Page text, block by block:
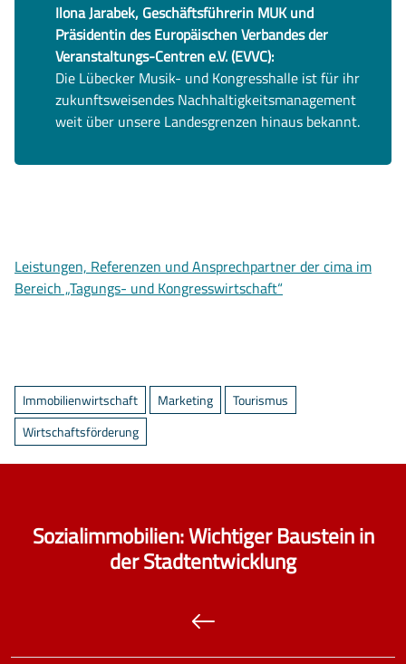
Ilona Jarabek, Geschäftsführerin MUK und
Präsidentin des Europäischen Verbandes der
Veranstaltungs-Centren e.V. (EVVC):
Die Lübecker Musik- und Kongresshalle ist für ihr
zukunftsweisendes Nachhaltigkeitsmanagement
weit über unsere Landesgrenzen hinaus bekannt.
Leistungen, Referenzen und Ansprechpartner der cima im
Bereich „Tagungs- und Kongresswirtschaft“
Immobilienwirtschaft Marketing
Tourismus
Wirtschaftsförderung
Sozialimmobilien: Wichtiger Baustein in
der Stadtentwicklung